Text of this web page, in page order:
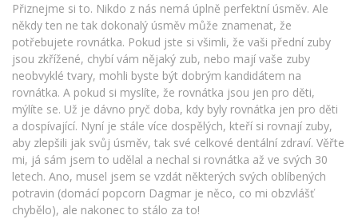
Přiznejme si to. Nikdo z nás nemá úplně perfektní úsměv. Ale
někdy ten ne tak dokonalý úsměv může znamenat, že
potřebujete rovnátka. Pokud jste si všimli, že vaši přední zuby
jsou zkřížené, chybí vám nějaký zub, nebo mají vaše zuby
neobvyklé tvary, mohli byste být dobrým kandidátem na
rovnátka. A pokud si myslíte, že rovnátka jsou jen pro děti,
mýlíte se. Už je dávno pryč doba, kdy byly rovnátka jen pro děti
a dospívající. Nyní je stále více dospělých, kteří si rovnají zuby,
aby zlepšili jak svůj úsměv, tak své celkové dentální zdraví. Věřte
mi, já sám jsem to udělal a nechal si rovnátka až ve svých 30
letech. Ano, musel jsem se vzdát některých svých oblíbených
potravin (domácí popcorn Dagmar je něco, co mi obzvlášť
chybělo), ale nakonec to stálo za to!